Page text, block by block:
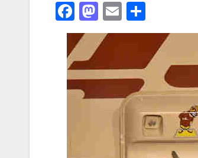
F
a
c
e
b
o
M
a
st
o
d
o
E
m h
ar
e